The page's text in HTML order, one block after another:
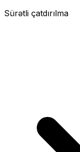
Sürətli çatdırılma